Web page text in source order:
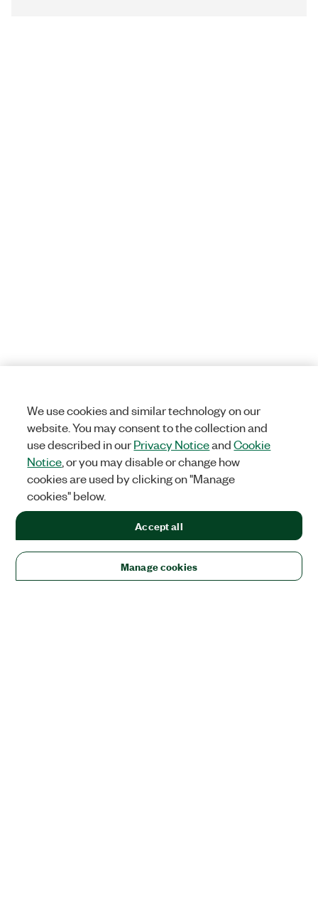
We use cookies and similar technology on our
website. You may consent to the collection and
use described in ourPrivacy NoticeandCookie
Notice , or you may disable or change how
cookies are used by clicking on "Manage
cookies" below.
Manage cookies
Accept all